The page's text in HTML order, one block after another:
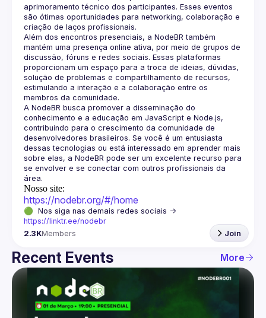
aprimoramento técnico dos participantes. Esses eventos
são ótimas oportunidades para networking, colaboração e
Além dos encontros presenciais, a NodeBR também
mantém uma presença online ativa, por meio de grupos de
discussão, fóruns e redes sociais. Essas plataformas
proporcionam um espaço para a troca de ideias, dúvidas,
solução de problemas e compartilhamento de recursos,
estimulando a interação e a colaboração entre os
A NodeBR busca promover a disseminação do
conhecimento e a educação em JavaScript e Node.js,
contribuindo para o crescimento da comunidade de
desenvolvedores brasileiros. Se você é um entusiasta
dessas tecnologias ou está interessado em aprender mais
sobre elas, a NodeBR pode ser um excelente recurso para
se envolver e se conectar com outros profissionais da
Nosso site:
https://nodebr.org/#/home
https://linktr.ee/nodebr
2.3KMembers Join
Recent Events More